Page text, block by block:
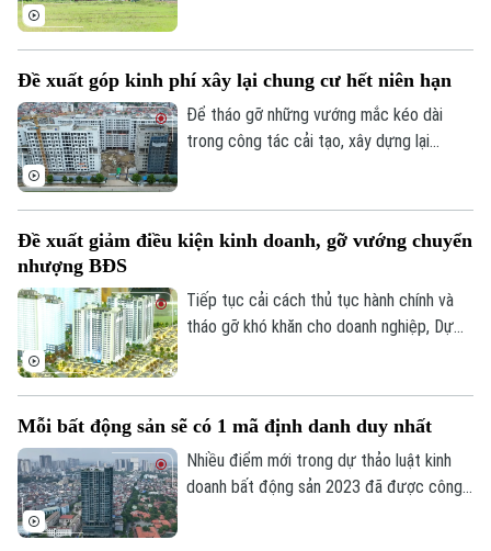
Đề xuất góp kinh phí xây lại chung cư hết niên hạn
Để tháo gỡ những vướng mắc kéo dài
trong công tác cải tạo, xây dựng lại
hết niên hạn sử dụng.
Đề xuất giảm điều kiện kinh doanh, gỡ vướng chuyển
nhượng BĐS
Tiếp tục cải cách thủ tục hành chính và
tháo gỡ khó khăn cho doanh nghiệp, Dự
nhượng dự án.
Mỗi bất động sản sẽ có 1 mã định danh duy nhất
Nhiều điểm mới trong dự thảo luật kinh
doanh bất động sản 2023 đã được công